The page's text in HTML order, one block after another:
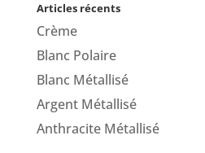
Articles récents
Crème
Blanc Polaire
Blanc Métallisé
Argent Métallisé
Anthracite Métallisé